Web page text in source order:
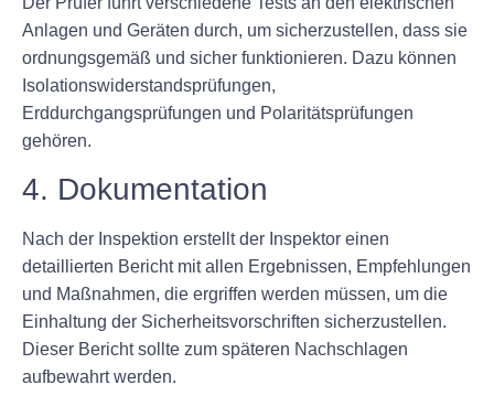
Anlagen und Geräten durch, um sicherzustellen, dass sie
ordnungsgemäß und sicher funktionieren. Dazu können
Isolationswiderstandsprüfungen,
Erddurchgangsprüfungen und Polaritätsprüfungen
gehören.
4. Dokumentation
Nach der Inspektion erstellt der Inspektor einen
detaillierten Bericht mit allen Ergebnissen, Empfehlungen
und Maßnahmen, die ergriffen werden müssen, um die
Einhaltung der Sicherheitsvorschriften sicherzustellen.
Dieser Bericht sollte zum späteren Nachschlagen
aufbewahrt werden.